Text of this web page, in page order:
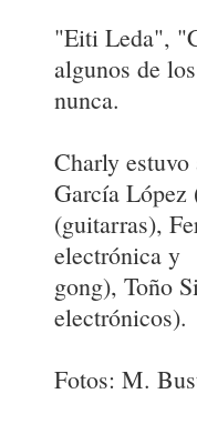
"Eiti Leda",
algunos de
nunca.
Charly
García López
(guitarras),
electrónica y
gong), Toño
electrónicos).
Fotos: M.